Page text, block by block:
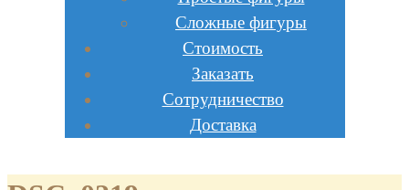
Сложные фигуры
Стоимость
Заказать
Сотрудничество
Доставка